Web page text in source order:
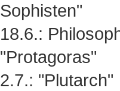
Sophisten"
18.6.:
"Protagoras"
2.7.: "Plutarch"